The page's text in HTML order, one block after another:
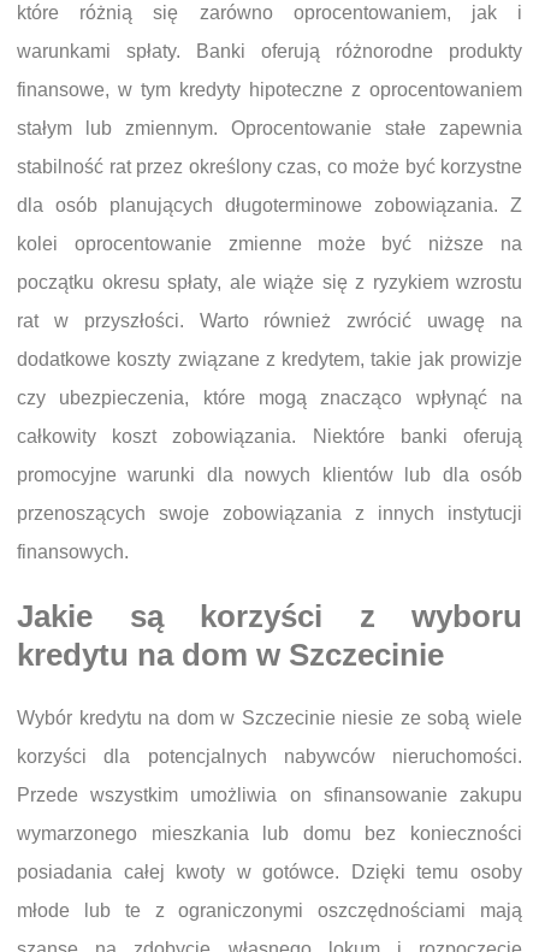
które różnią się zarówno oprocentowaniem, jak i
warunkami spłaty. Banki oferują różnorodne produkty
finansowe, w tym kredyty hipoteczne z oprocentowaniem
stałym lub zmiennym. Oprocentowanie stałe zapewnia
stabilność rat przez określony czas, co może być korzystne
dla osób planujących długoterminowe zobowiązania. Z
kolei oprocentowanie zmienne może być niższe na
początku okresu spłaty, ale wiąże się z ryzykiem wzrostu
rat w przyszłości. Warto również zwrócić uwagę na
dodatkowe koszty związane z kredytem, takie jak prowizje
czy ubezpieczenia, które mogą znacząco wpłynąć na
całkowity koszt zobowiązania. Niektóre banki oferują
promocyjne warunki dla nowych klientów lub dla osób
przenoszących swoje zobowiązania z innych instytucji
finansowych.
Jakie są korzyści z wyboru
kredytu na dom w Szczecinie
Wybór kredytu na dom w Szczecinie niesie ze sobą wiele
korzyści dla potencjalnych nabywców nieruchomości.
Przede wszystkim umożliwia on sfinansowanie zakupu
wymarzonego mieszkania lub domu bez konieczności
posiadania całej kwoty w gotówce. Dzięki temu osoby
młode lub te z ograniczonymi oszczędnościami mają